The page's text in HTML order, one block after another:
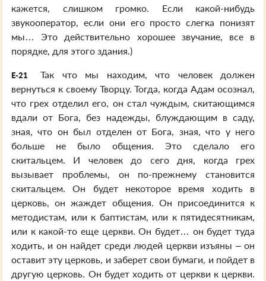
кажется, слишком громко. Если какой-нибудь
звукооператор, если они его просто слегка понизят
мы… Это действительно хорошее звучание, все в
порядке, для этого здания.)
E-21
Так что мы находим, что человек должен
вернуться к своему Творцу. Тогда, когда Адам осознал,
что грех отделил его, он стал чуждым, скитающимся
вдали от Бога, без надежды, блуждающим в саду,
зная, что он был отделен от Бога, зная, что у него
больше не было общения. Это сделало его
скитальцем. И человек до сего дня, когда грех
вызывает проблемы, он по-прежнему становится
скитальцем. Он будет некоторое время ходить в
церковь, он жаждет общения. Он присоединится к
методистам, или к баптистам, или к пятидесятникам,
или к какой-то еще церкви. Он будет… он будет туда
ходить, и он найдет среди людей церкви изъяны – он
оставит эту церковь, и заберет свои бумаги, и пойдет в
другую церковь. Он будет ходить от церкви к церкви.